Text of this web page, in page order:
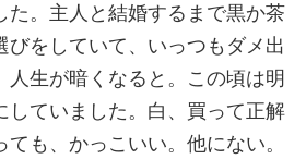
た。主人と結婚するまで黒か茶
びをしていて、いっつもダメ出
人生が暗くなると。この頃は明
していました。白、買って正解
も、かっこいい。他にない。